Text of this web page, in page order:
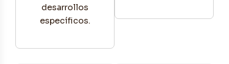
desarrollos
específicos.